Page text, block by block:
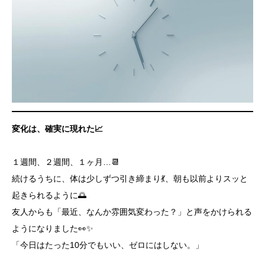
変化は、確実に現れた📈
１週間、２週間、１ヶ月…📆
続けるうちに、体は少しずつ引き締まり💃、朝も以前よりスッと
起きられるように🌅
友人からも「最近、なんか雰囲気変わった？」と声をかけられる
ようになりました👀✨
「今日はたった10分でもいい、ゼロにはしない。」